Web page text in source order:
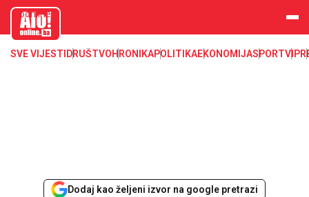
aloonline.b
SVE VIJESTI DRUŠTVOHRONIKAPOLITIKAEKONOMIJASPORTVIP
Dodaj kao željeni izvor na google pretrazi